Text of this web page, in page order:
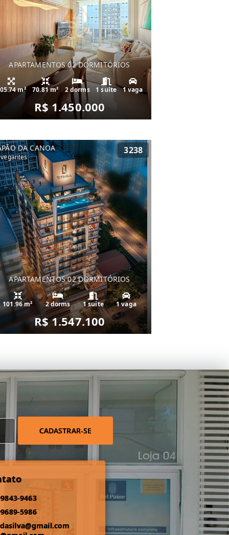
APARTAMENTOS 02 DORMITÓRIOS
m² 70.81 m² 2 dorms 1 suíte 1 vaga
R$ 1.450.000
DA CANOA 3238
APARTAMENTOS 02 DORMITÓRIOS
101.96 m² 2 dorms 1 suíte 1 vaga
R$ 1.547.100
CADASTRAR-SE
9463
5986